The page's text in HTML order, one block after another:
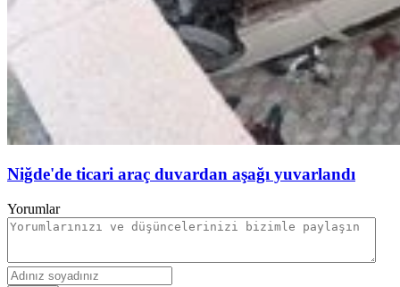
Niğde'de ticari araç duvardan aşağı yuvarlandı
Yorumlar